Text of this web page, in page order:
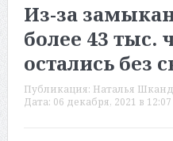
Из-за
более 43 тыс.
остались без
Публикация: Наталья
Дата: 06 декабря, 2021 в 12:07